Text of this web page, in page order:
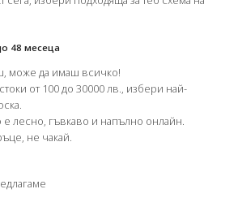
48 месеца
може да имаш всичко!
от 100 до 30000 лв., избери най-
е лесно, гъвкаво и напълно онлайн.
не чакай.